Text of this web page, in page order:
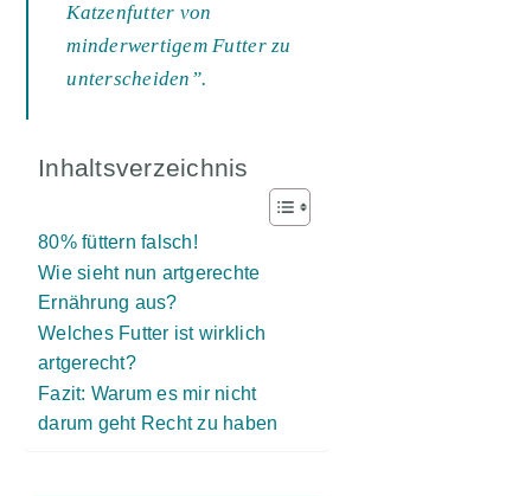
Katzenfutter von
minderwertigem Futter zu
unterscheiden”.
Inhaltsverzeichnis
80% füttern falsch!
Wie sieht nun artgerechte
Ernährung aus?
Welches Futter ist wirklich
artgerecht?
Fazit: Warum es mir nicht
darum geht Recht zu haben